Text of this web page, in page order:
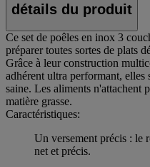
détails du produit
Ce set de poêles en inox 3
préparer toutes sortes de plats
Grâce à leur construction
adhérent ultra performant,
saine. Les aliments n'attachent
matière grasse.
Caractéristiques:
Un versement précis : le
net et précis.